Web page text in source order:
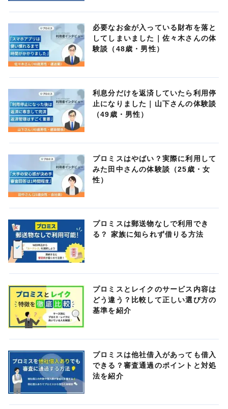
必要なお金が入っている財布を落と
してしまいました｜佐々木さんの体
験談（48歳・男性）
利息分だけを返済していたら利用停
止になりました｜山下さんの体験談
（49歳・男性）
プロミスはやばい？実際に利用して
みた田中さんの体験談（25歳・女
性）
プロミスは郵送物なしで利用でき
る？ 家族に知られず借りる方法
プロミスとレイクのサービス内容は
どう違う？比較して正しい選び方の
基準を紹介
プロミスは他社借入があっても借入
できる？審査通過のポイントと対処
法を紹介